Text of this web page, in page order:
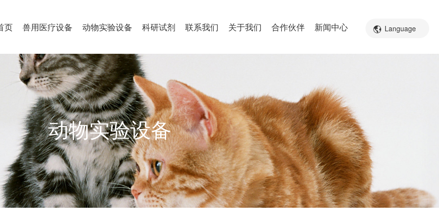
页 兽用医疗设备 动物实验设备 科研试剂 联系我们 关于我们 合作伙伴 新闻中心 Language
动物实验设备